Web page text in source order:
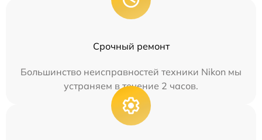
Срочный ремонт
Большинство неисправностей техники Nikon мы
устраняем в течение 2 часов.